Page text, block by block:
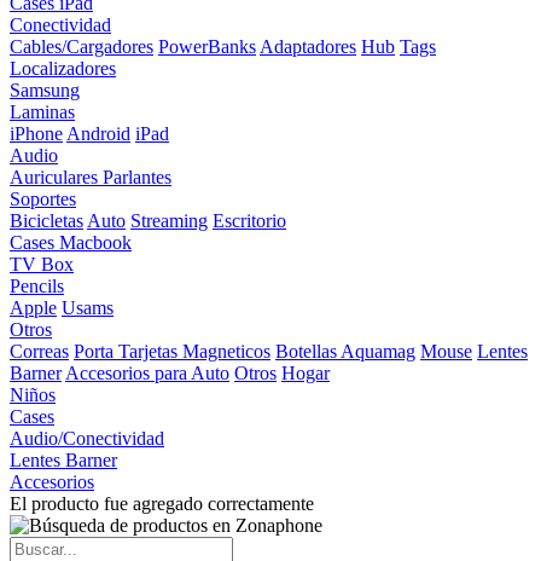
Conectividad
Cables/Cargadores PowerBanks Adaptadores Hub Tags
Localizadores
Samsung
Laminas
iPhone Android iPad
Audio
Auriculares Parlantes
Soportes
Bicicletas Auto Streaming Escritorio
Cases Macbook
TV Box
Pencils
Apple Usams
Otros
Correas Porta Tarjetas Magneticos Botellas Aquamag Mouse Lentes
Barner Accesorios para Auto Otros Hogar
Niños
Cases
Audio/Conectividad
Lentes Barner
Accesorios
El producto fue agregado correctamente